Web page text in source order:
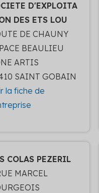
D'EXPLOITA
DES ETS LOU
DE CHAUNY
BEAULIEU
ARTIS
SAINT GOBAIN
la fiche de
COLAS PEZERIL
MARCEL